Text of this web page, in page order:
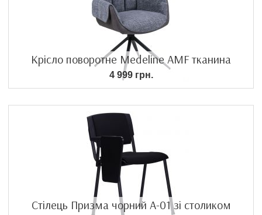
Крісло поворотне Medeline AMF тканина
4 999 грн.
Стілець Призма чорний А-01 зі столиком